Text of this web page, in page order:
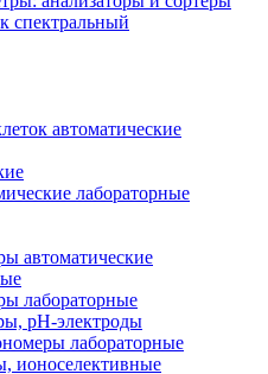
спектральный
автоматические
лабораторные
автоматические
лабораторные
рН-электроды
лабораторные
ионоселективные